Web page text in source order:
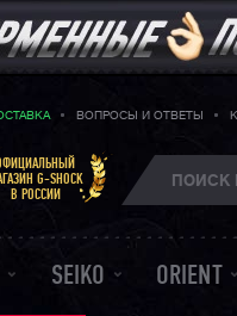
ВОПРОСЫ И ОТВЕТЫ
G-SHOCK
В РОССИИ
SEIKO ORIENT